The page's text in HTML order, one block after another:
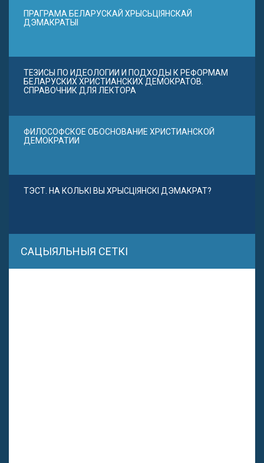
ПРАГРАМА БЕЛАРУСКАЙ ХРЫСЬЦІЯНСКАЙ
ДЭМАКРАТЫІ
ТЕЗИСЫ ПО ИДЕОЛОГИИ И ПОДХОДЫ К РЕФОРМАМ
БЕЛАРУСКИХ ХРИСТИАНСКИХ ДЕМОКРАТОВ.
СПРАВОЧНИК ДЛЯ ЛЕКТОРА
ФИЛОСОФСКОЕ ОБОСНОВАНИЕ ХРИСТИАНСКОЙ
ДЕМОКРАТИИ
ТЭСТ. НА КОЛЬКІ ВЫ ХРЫСЦІЯНСКІ ДЭМАКРАТ?
САЦЫЯЛЬНЫЯ СЕТКІ